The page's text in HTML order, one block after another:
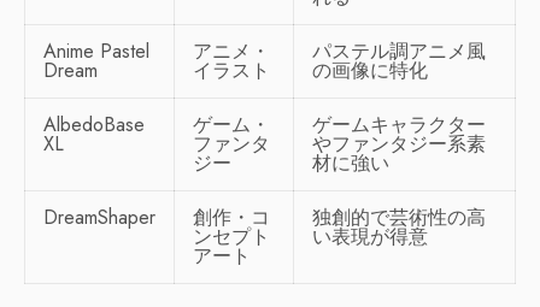
Anime Pastel
Dream
アニメ・
イラスト
パステル調アニメ風
の画像に特化
AlbedoBase
XL
ゲーム・
ファンタ
ジー
ゲームキャラクター
やファンタジー系素
材に強い
DreamShaper
創作・コ
ンセプト
アート
独創的で芸術性の高
い表現が得意